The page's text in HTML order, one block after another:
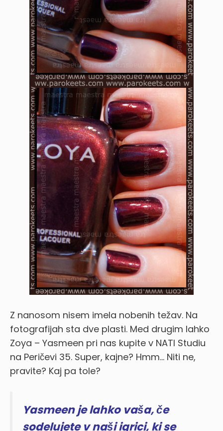
Z nanosom nisem imela nobenih težav. Na
fotografijah sta dve plasti. Med drugim lahko
Zoya – Yasmeen pri nas kupite v NATI Studiu
na Peričevi 35. Super, kajne? Hmm… Niti ne,
pravite? Kaj pa tole?
Yasmeen je lahko vaša, če
sodelujete v naši igrici, ki se